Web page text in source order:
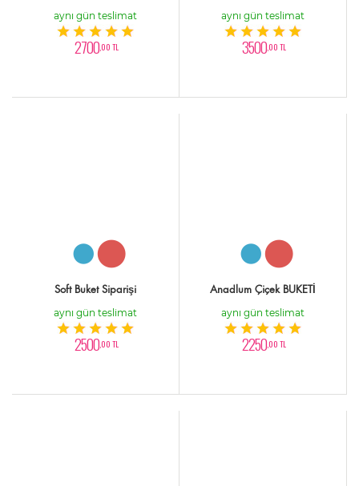
aynı gün teslimat
2700,00 TL
aynı gün teslimat
3500,00 TL
Soft Buket Siparişi
aynı gün teslimat
2500,00 TL
Anadlum Çiçek BUKETİ
aynı gün teslimat
2250,00 TL